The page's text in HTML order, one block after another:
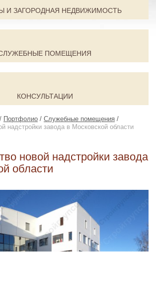
И ЗАГОРОДНАЯ НЕДВИЖИМОСТЬ
ПОМЕЩЕНИЯ
КОНСУЛЬТАЦИИ
/ Портфолио / Служебные помещения /
надстройки завода в Московской области
новой надстройки завода
области